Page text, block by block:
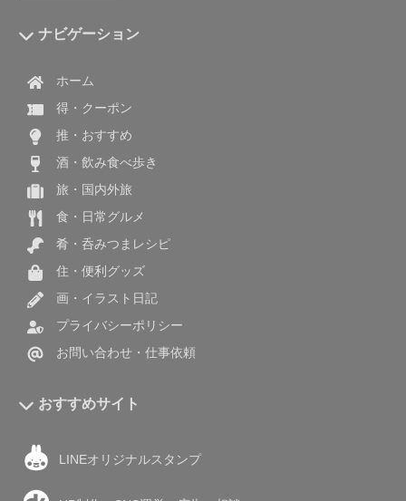
ナビゲーション
ホーム
得・クーポン
推・おすすめ
酒・飲み食べ歩き
旅・国内外旅
食・日常グルメ
肴・呑みつまレシピ
住・便利グッズ
画・イラスト日記
プライバシーポリシー
お問い合わせ・仕事依頼
おすすめサイト
LINEオリジナルスタンプ